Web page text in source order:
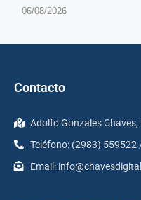
06/08/2026
Contacto
Adolfo Gonzales
Teléfono: (2983) 559522
Email: